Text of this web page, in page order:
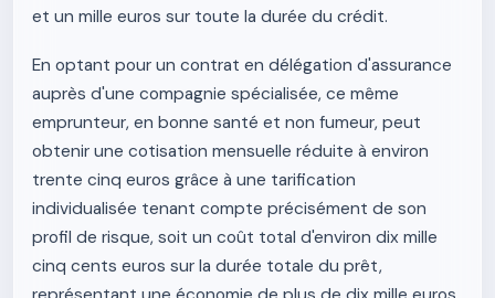
et un mille euros sur toute la durée du crédit.
En optant pour un contrat en délégation d'assurance
auprès d'une compagnie spécialisée, ce même
emprunteur, en bonne santé et non fumeur, peut
obtenir une cotisation mensuelle réduite à environ
trente cinq euros grâce à une tarification
individualisée tenant compte précisément de son
profil de risque, soit un coût total d'environ dix mille
cinq cents euros sur la durée totale du prêt,